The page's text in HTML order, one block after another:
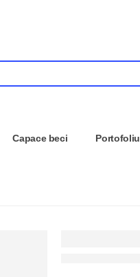
Capace beci Portofoliu